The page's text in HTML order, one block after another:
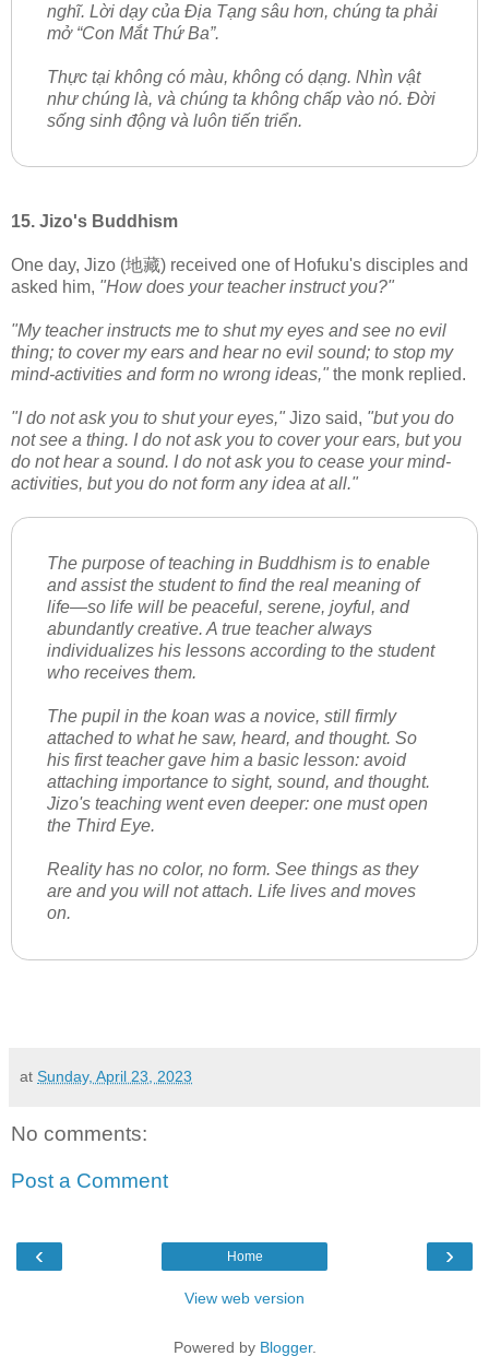
nghĩ. Lời dạy của Địa Tạng sâu hơn, chúng ta phải
mở “Con Mắt Thứ Ba”.
Thực tại không có màu, không có dạng. Nhìn vật
như chúng là, và chúng ta không chấp vào nó. Đời
sống sinh động và luôn tiến triển.
15. Jizo's Buddhism
One day, Jizo (地藏) received one of Hofuku's disciples and
asked him, "How does your teacher instruct you?"
"My teacher instructs me to shut my eyes and see no evil
thing; to cover my ears and hear no evil sound; to stop my
mind-activities and form no wrong ideas," the monk replied.
"I do not ask you to shut your eyes," Jizo said, "but you do
not see a thing. I do not ask you to cover your ears, but you
do not hear a sound. I do not ask you to cease your mind-
activities, but you do not form any idea at all."
The purpose of teaching in Buddhism is to enable
and assist the student to find the real meaning of
life—so life will be peaceful, serene, joyful, and
abundantly creative. A true teacher always
individualizes his lessons according to the student
who receives them.
The pupil in the koan was a novice, still firmly
attached to what he saw, heard, and thought. So
his first teacher gave him a basic lesson: avoid
attaching importance to sight, sound, and thought.
Jizo's teaching went even deeper: one must open
the Third Eye.
Reality has no color, no form. See things as they
are and you will not attach. Life lives and moves
on.
at Sunday, April 23, 2023
No comments:
Post a Comment
‹ ›
Home
View web version
Powered by Blogger.